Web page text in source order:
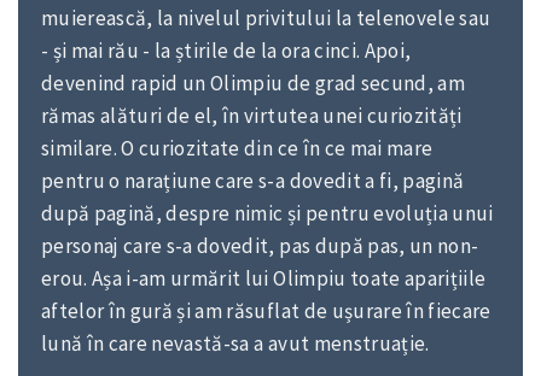
muierească, la nivelul privitului la telenovele sau
- și mai rău - la știrile de la ora cinci. Apoi,
devenind rapid un Olimpiu de grad secund, am
rămas alături de el, în virtutea unei curiozități
similare. O curiozitate din ce în ce mai mare
pentru o narațiune care s-a dovedit a fi, pagină
după pagină, despre nimic și pentru evoluția unui
personaj care s-a dovedit, pas după pas, un non-
erou. Așa i-am urmărit lui Olimpiu toate aparițiile
aftelor în gură și am răsuflat de ușurare în fiecare
lună în care nevastă-sa a avut menstruație.